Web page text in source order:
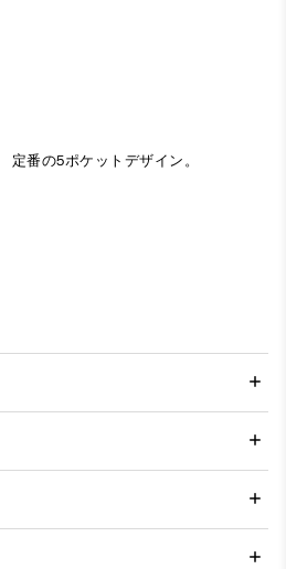
定番の5ポケットデザイン。